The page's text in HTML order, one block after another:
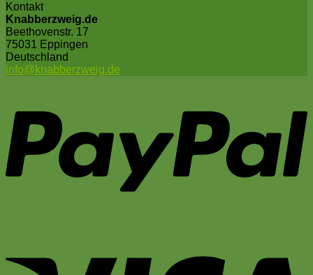
Kontakt
Knabberzweig.de
Beethovenstr. 17
75031 Eppingen
Deutschland
info@knabberzweig.de